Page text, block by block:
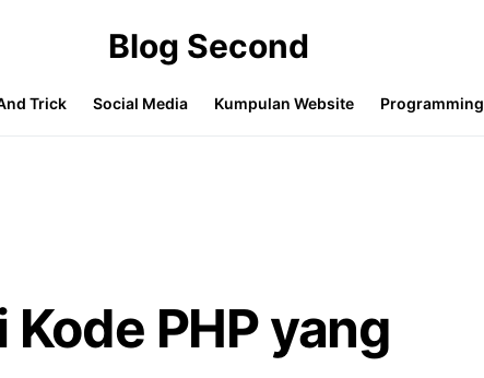
Blog Second
Trick Social Media Kumpulan Website Programming
PHP yang